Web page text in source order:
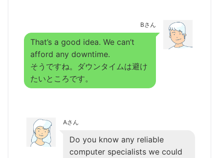
Bさん
That’s a good idea. We can’t
afford any downtime.
そうですね。ダウンタイムは避け
たいところです。
Aさん
Do you know any reliable
computer specialists we could